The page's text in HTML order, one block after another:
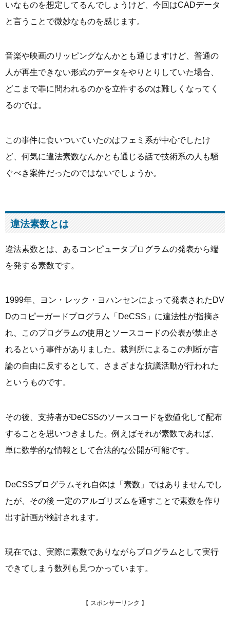
いなものを想定してるんでしょうけど、今回はCADデータ
と言うことで微妙なものを感じます。
音楽や映画のリッピングなんかとも通じますけど、普通の
人が再生できない形式のデータをやりとりしていた場合、
どこまで罪に問われるのかを立件するのは難しくなってく
るのでは。
この事件に食いついていたのはフェミ系が中心でしたけ
ど、何気に違法素数なんかとも通じる話で技術系の人も騒
ぐべき案件だったのではないでしょうか。
違法素数とは
違法素数とは、あるコンピュータプログラムの発表から端
を発する素数です。
1999年、ヨン・レック・ヨハンセンによって発表されたDV
Dのコピーガードプログラム「DeCSS」に違法性が指摘さ
れ、このプログラムの使用とソースコードの公表が禁止さ
れるという事件がありました。裁判所によるこの判断が言
論の自由に反するとして、さまざまな抗議活動が行われた
というものです。
その後、支持者がDeCSSのソースコードを数値化して配布
することを思いつきました。例えばそれが素数であれば、
単に数学的な情報として合法的な公開が可能です。
DeCSSプログラムそれ自体は「素数」ではありませんでし
たが、その後 一定のアルゴリズムを通すことで素数を作り
出す計画が検討されます。
現在では、実際に素数でありながらプログラムとして実行
できてしまう数列も見つかっています。